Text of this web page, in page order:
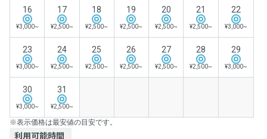
16
¥3,000~
17
¥2,500~
18
¥2,500~
19
¥2,500~
20
¥2,500~
21
¥2,500~
22
¥3,000~
23
¥3,000~
24
¥2,500~
25
¥2,500~
26
¥2,500~
27
¥2,500~
28
¥2,500~
29
¥3,000~
30
¥3,000~
31
¥2,500~
※表示価格は最安値の目安です。
利用可能時間